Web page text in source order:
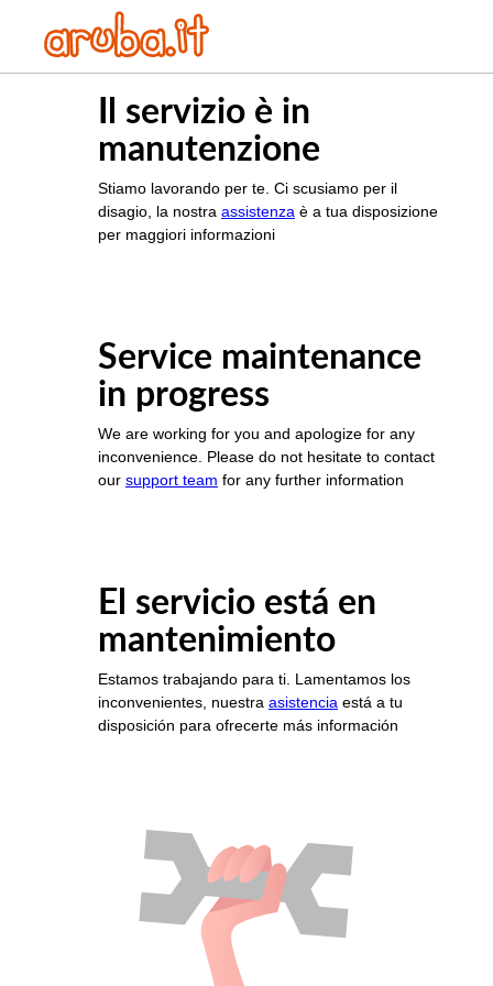
Il servizio è in
manutenzione
Stiamo lavorando per te. Ci scusiamo per il
disagio, la nostra assistenza è a tua disposizione
per maggiori informazioni
Service maintenance
in progress
We are working for you and apologize for any
inconvenience. Please do not hesitate to contact
our support team for any further information
El servicio está en
mantenimiento
Estamos trabajando para ti. Lamentamos los
inconvenientes, nuestra asistencia está a tu
disposición para ofrecerte más información